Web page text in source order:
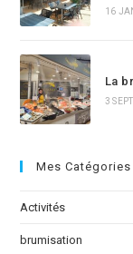
16
La
3
Mes Catégories
Activités
brumisation